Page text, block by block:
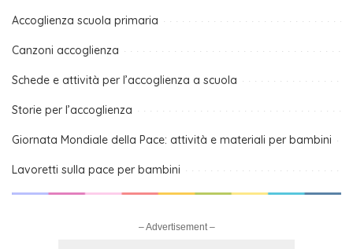
Accoglienza scuola primaria
Canzoni accoglienza
Schede e attività per l’accoglienza a scuola
Storie per l’accoglienza
Giornata Mondiale della Pace: attività e materiali per bambini
Lavoretti sulla pace per bambini
– Advertisement –